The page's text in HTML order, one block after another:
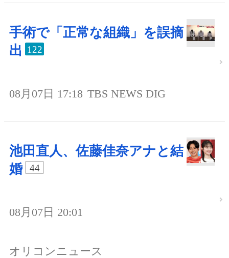
手術で「正常な組織」を誤摘
出
122
08月07日 17:18 TBS NEWS DIG
池田直人、佐藤佳奈アナと結
婚
44
08月07日 20:01
オリコンニュース